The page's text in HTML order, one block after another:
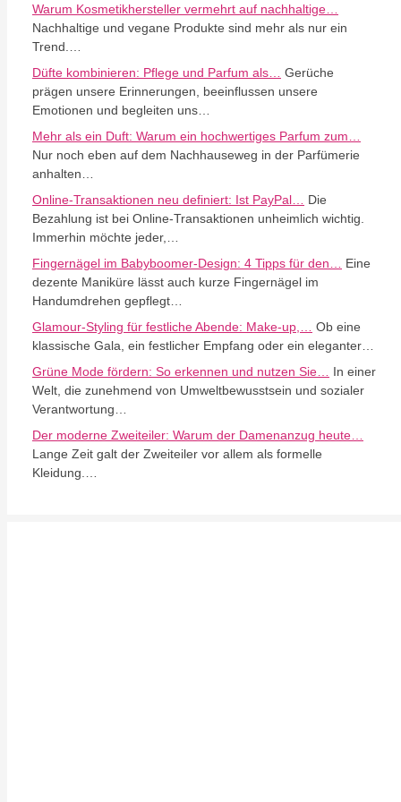
Warum Kosmetikhersteller vermehrt auf nachhaltige…
Nachhaltige und vegane Produkte sind mehr als nur ein
Trend.…
Düfte kombinieren: Pflege und Parfum als… Gerüche
prägen unsere Erinnerungen, beeinflussen unsere
Emotionen und begleiten uns…
Mehr als ein Duft: Warum ein hochwertiges Parfum zum…
Nur noch eben auf dem Nachhauseweg in der Parfümerie
anhalten…
Online-Transaktionen neu definiert: Ist PayPal… Die
Bezahlung ist bei Online-Transaktionen unheimlich wichtig.
Immerhin möchte jeder,…
Fingernägel im Babyboomer-Design: 4 Tipps für den… Eine
dezente Maniküre lässt auch kurze Fingernägel im
Handumdrehen gepflegt…
Glamour-Styling für festliche Abende: Make-up,… Ob eine
klassische Gala, ein festlicher Empfang oder ein eleganter…
Grüne Mode fördern: So erkennen und nutzen Sie… In einer
Welt, die zunehmend von Umweltbewusstsein und sozialer
Verantwortung…
Der moderne Zweiteiler: Warum der Damenanzug heute…
Lange Zeit galt der Zweiteiler vor allem als formelle
Kleidung.…